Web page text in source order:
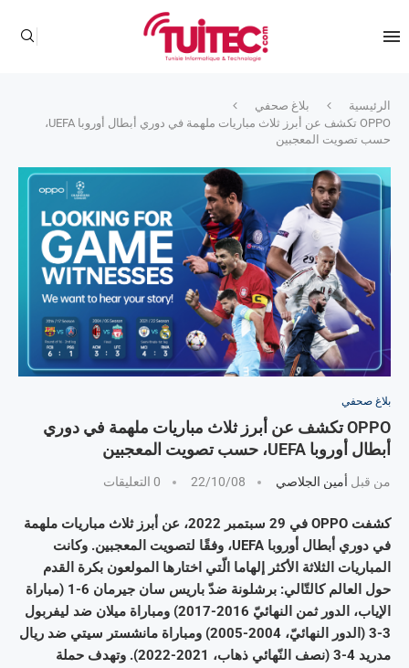
الرئيسية
بلاغ صحفي
OPPO تكشف عن أبرز ثلاث مباريات ملهمة في دوري أبطال أوروبا UEFA،
حسب تصويت المعجبين
بلاغ صحفي
OPPO تكشف عن أبرز ثلاث مباريات ملهمة في دوري
أبطال أوروبا UEFA، حسب تصويت المعجبين
من قبل أمين الجلاصي 22/10/08 0 التعليقات
كشفت OPPO في 29 سبتمبر 2022، عن أبرز ثلاث مباريات ملهمة
في دوري أبطال أوروبا UEFA، وفقًا لتصويت المعجبين. وكانت
المباريات الثلاثة الأكثر إلهاما الّتي اختارها المولعون بكرة القدم
حول العالم كالتّالي: برشلونة ضدّ باريس سان جيرمان 6-1 (مباراة
الإياب، الدور ثمن النهائيّ 2016-2017) ومباراة ميلان ضد ليفربول
3-3 (الدور النهائيّ، 2004-2005) ومباراة مانشستر سيتي ضد ريال
مدريد 4-3 (نصف النّهائي ذهاب، 2021-2022). وتهدف حملة